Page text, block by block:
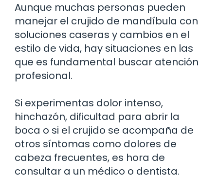
Aunque muchas personas pueden
manejar el crujido de mandíbula con
soluciones caseras y cambios en el
estilo de vida, hay situaciones en las
que es fundamental buscar atención
profesional.
Si experimentas dolor intenso,
hinchazón, dificultad para abrir la
boca o si el crujido se acompaña de
otros síntomas como dolores de
cabeza frecuentes, es hora de
consultar a un médico o dentista.